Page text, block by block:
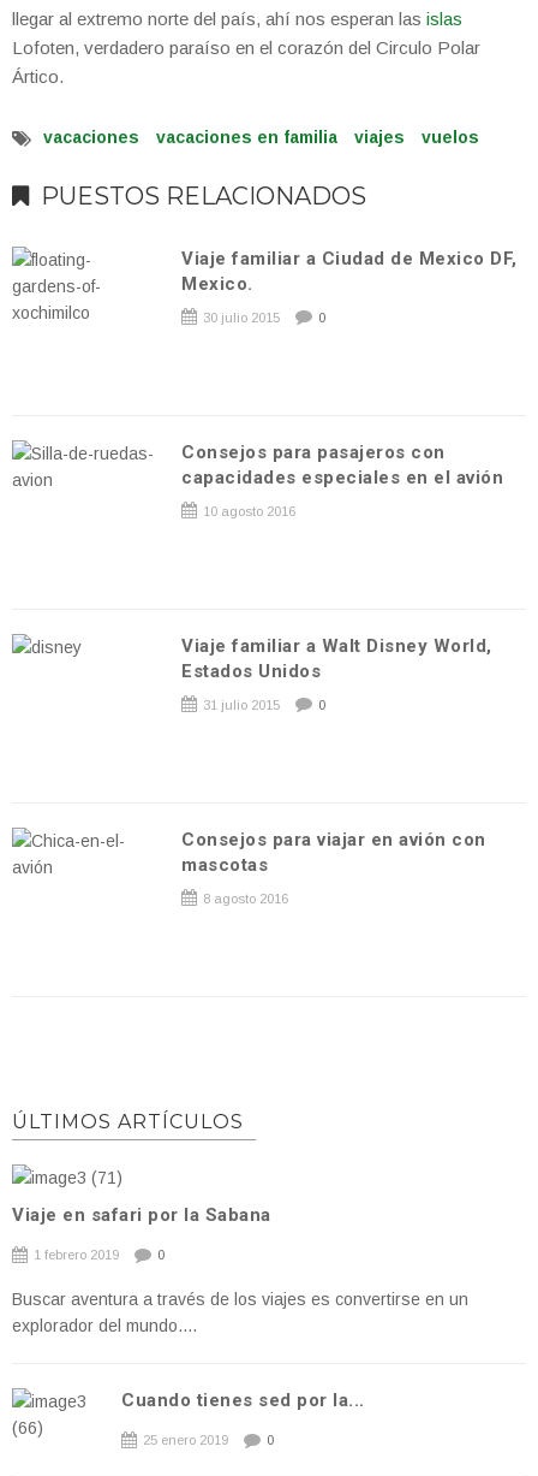
llegar al extremo norte del país, ahí nos esperan las islas
Lofoten, verdadero paraíso en el corazón del Circulo Polar
Ártico.
vacaciones vacaciones en familia viajes vuelos
PUESTOS RELACIONADOS
Viaje familiar a Ciudad de Mexico DF,
Mexico.
30 julio 2015 0
Consejos para pasajeros con
capacidades especiales en el avión
10 agosto 2016
Viaje familiar a Walt Disney World,
Estados Unidos
31 julio 2015 0
Consejos para viajar en avión con
mascotas
8 agosto 2016
ÚLTIMOS ARTÍCULOS
Viaje en safari por la Sabana
1 febrero 2019 0
Buscar aventura a través de los viajes es convertirse en un
explorador del mundo....
Cuando tienes sed por la...
25 enero 2019 0